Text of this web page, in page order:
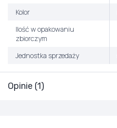
Opinie (1)
Kolor
Ilość w opakowaniu
zbiorczym
Jednostka sprzedaży